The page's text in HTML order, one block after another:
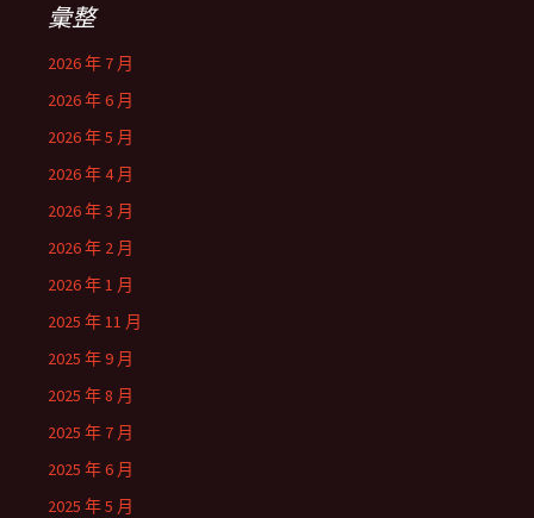
彙整
2026 年 7 月
2026 年 6 月
2026 年 5 月
2026 年 4 月
2026 年 3 月
2026 年 2 月
2026 年 1 月
2025 年 11 月
2025 年 9 月
2025 年 8 月
2025 年 7 月
2025 年 6 月
2025 年 5 月